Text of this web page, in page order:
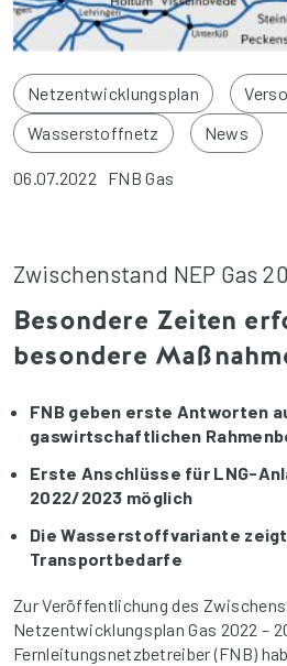
Netzentwicklungsplan
Wasserstoffnetz
News
06.07.2022 FNB Gas
Zwischenstand NEP Gas
Besondere Zeiten
besondere
FNB geben erste Antworten
gaswirtschaftlichen
Erste Anschlüsse für LNG-
2022/2023 möglich
Die Wasserstoffvariante
Transportbedarfe
Zur Veröffentlichung des
Netzentwicklungsplan Gas 2022 –
Fernleitungsnetzbetreiber (FNB)